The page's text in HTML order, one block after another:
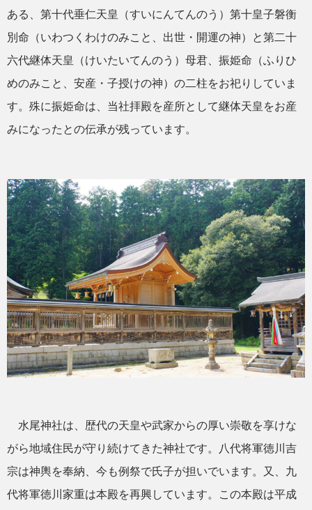
ある、第十代垂仁天皇（すいにんてんのう）第十皇子磐衡
別命（いわつくわけのみこと、出世・開運の神）と第二十
六代継体天皇（けいたいてんのう）母君、振姫命（ふりひ
めのみこと、安産・子授けの神）の二柱をお祀りしていま
す。殊に振姫命は、当社拝殿を産所として継体天皇をお産
みになったとの伝承が残っています。
水尾神社は、歴代の天皇や武家からの厚い崇敬を享けな
がら地域住民が守り続けてきた神社です。八代将軍徳川吉
宗は神輿を奉納、今も例祭で氏子が担いでいます。又、九
代将軍徳川家重は本殿を再興しています。この本殿は平成